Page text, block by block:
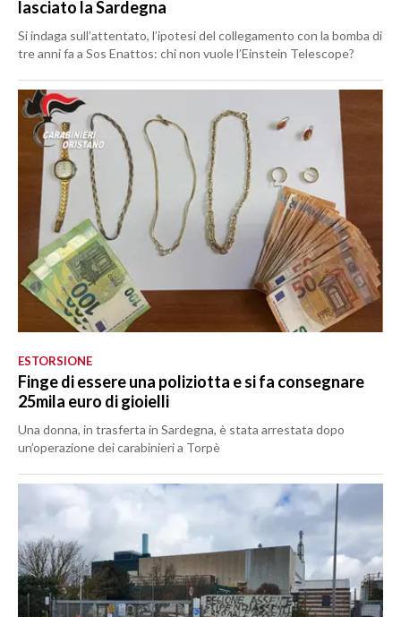
lasciato la Sardegna
Si indaga sull’attentato, l’ipotesi del collegamento con la bomba di
tre anni fa a Sos Enattos: chi non vuole l’Einstein Telescope?
ESTORSIONE
Finge di essere una poliziotta e si fa consegnare
25mila euro di gioielli
Una donna, in trasferta in Sardegna, è stata arrestata dopo
un’operazione dei carabinieri a Torpè